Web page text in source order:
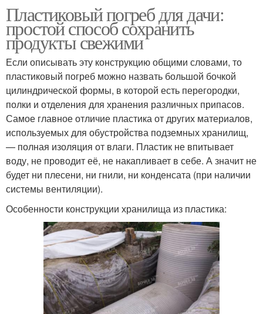
Пластиковый погреб для дачи:
простой способ сохранить
продукты свежими
Если описывать эту конструкцию общими словами, то
пластиковый погреб можно назвать большой бочкой
цилиндрической формы, в которой есть перегородки,
полки и отделения для хранения различных припасов.
Самое главное отличие пластика от других материалов,
используемых для обустройства подземных хранилищ,
— полная изоляция от влаги. Пластик не впитывает
воду, не проводит её, не накапливает в себе. А значит не
будет ни плесени, ни гнили, ни конденсата (при наличии
системы вентиляции).
Особенности конструкции хранилища из пластика: